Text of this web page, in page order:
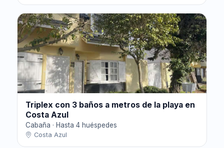
Triplex con 3 baños a metros de la playa en
Costa Azul
Cabaña · Hasta 4 huéspedes
Costa Azul